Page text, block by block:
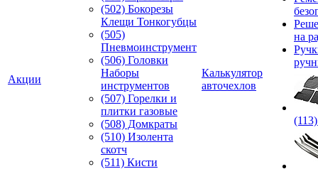
Акции
(502) Бокорезы
Клещи Тонкогубцы
(505)
Пневмоинструмент
(506) Головки
Наборы
инструментов
(507) Горелки и
плитки газовые
(508) Домкраты
(510) Изолента
скотч
(511) Кисти
Калькулятор
авточехлов
на